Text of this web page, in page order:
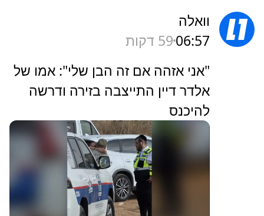
וואלה
06:5759 דקות
"אני אזהה אם זה הבן שלי": אמו של
אלדר דיין התייצבה בזירה ודרשה
להיכנס